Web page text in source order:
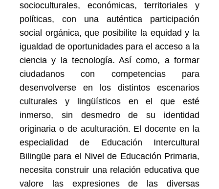
socioculturales, económicas, territoriales y
políticas, con una auténtica participación
social orgánica, que posibilite la equidad y la
igualdad de oportunidades para el acceso a la
ciencia y la tecnología. Así como, a formar
ciudadanos con competencias para
desenvolverse en los distintos escenarios
culturales y lingüísticos en el que esté
inmerso, sin desmedro de su identidad
originaria o de aculturación. El docente en la
especialidad de Educación Intercultural
Bilingüe para el Nivel de Educación Primaria,
necesita construir una relación educativa que
valore las expresiones de las diversas